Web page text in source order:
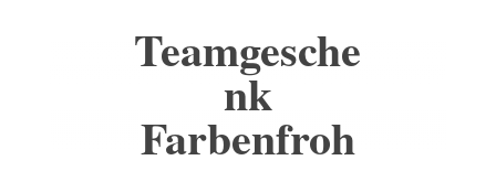
Teamgesche
nk
Farbenfroh